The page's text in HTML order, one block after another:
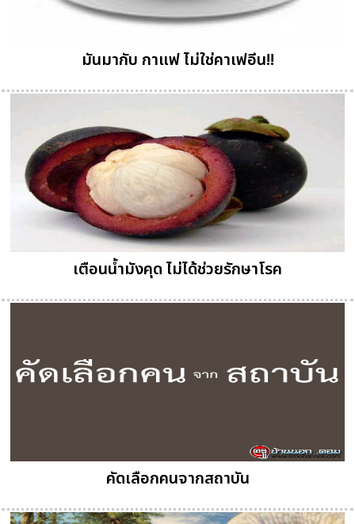
มันมากับ กาแฟ ไม่ใช่คาเฟอีน!!
เตือนน้ำมังคุด ไม่ได้ช่วยรักษาโรค
คัดเลือกคนจากสถาบัน